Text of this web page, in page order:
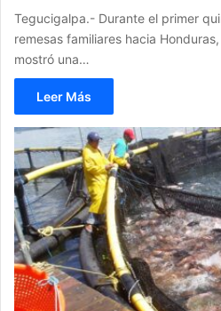
Tegucigalpa.- Durante el primer
remesas familiares hacia
mostró una…
Leer Más